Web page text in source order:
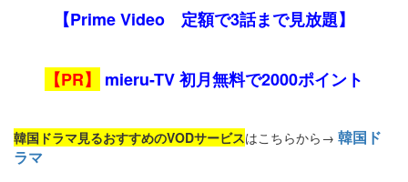
【Prime Video 定額で3話まで見放題】
【PR】 mieru-TV 初月無料で2000ポイント
韓国ドラマ見るおすすめのVODサービスはこちらから→ 韓国ド
ラマ